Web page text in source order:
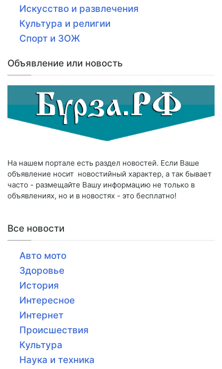
Искусство и развлечения
Культура и религии
Спорт и ЗОЖ
Объявление или новость
На нашем портале есть раздел новостей. Если Ваше
объявление носит новостийный характер, а так бывает
часто - размещайте Вашу информацию не только в
объявлениях, но и в новостях - это бесплатно!
Все новости
Авто мото
Здоровье
История
Интересное
Интернет
Происшествия
Культура
Наука и техника